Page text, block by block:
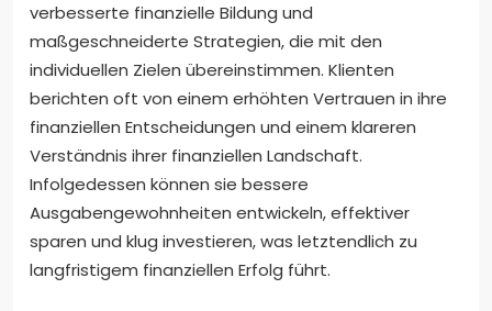
verbesserte finanzielle Bildung und
maßgeschneiderte Strategien, die mit den
individuellen Zielen übereinstimmen. Klienten
berichten oft von einem erhöhten Vertrauen in ihre
finanziellen Entscheidungen und einem klareren
Verständnis ihrer finanziellen Landschaft.
Infolgedessen können sie bessere
Ausgabengewohnheiten entwickeln, effektiver
sparen und klug investieren, was letztendlich zu
langfristigem finanziellen Erfolg führt.